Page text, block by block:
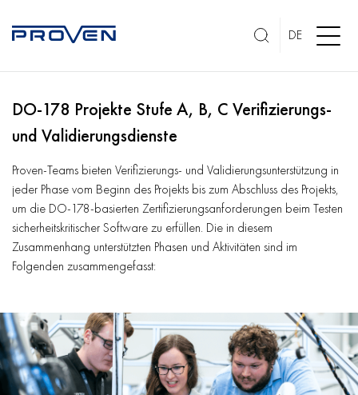
DE
DO-178 Projekte Stufe A, B, C Verifizierungs-
und Validierungsdienste
Proven-Teams bieten Verifizierungs- und Validierungsunterstützung in
jeder Phase vom Beginn des Projekts bis zum Abschluss des Projekts,
um die DO-178-basierten Zertifizierungsanforderungen beim Testen
sicherheitskritischer Software zu erfüllen. Die in diesem
Zusammenhang unterstützten Phasen und Aktivitäten sind im
Folgenden zusammengefasst: